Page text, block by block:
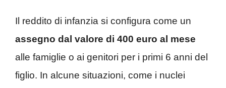
Il reddito di infanzia si configura come un
assegno dal valore di 400 euro al mese
alle famiglie o ai genitori per i primi 6 anni del
figlio. In alcune situazioni, come i nuclei